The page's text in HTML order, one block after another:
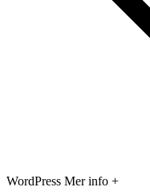
WordPress Mer info +